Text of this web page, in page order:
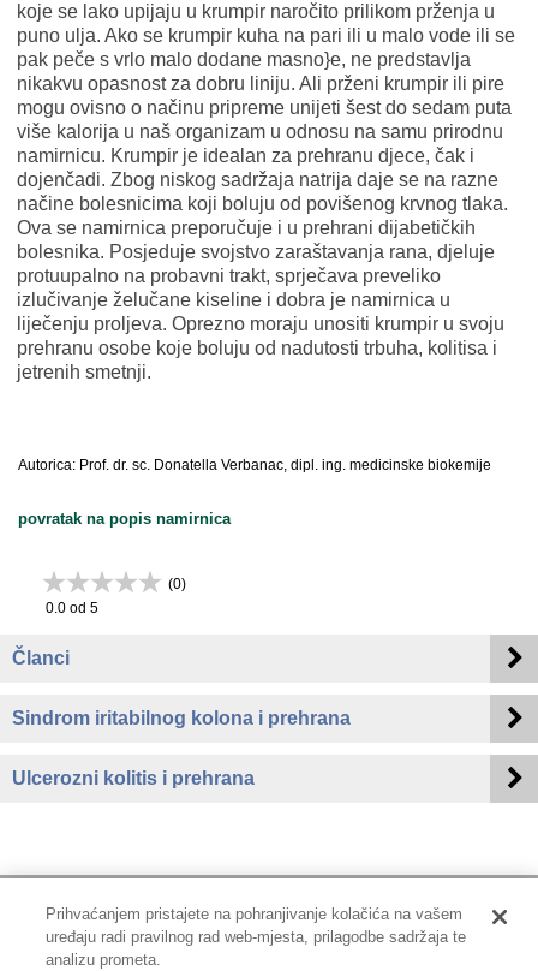
koje se lako upijaju u krumpir naročito prilikom prženja u
puno ulja. Ako se krumpir kuha na pari ili u malo vode ili se
pak peče s vrlo malo dodane masno}e, ne predstavlja
nikakvu opasnost za dobru liniju. Ali prženi krumpir ili pire
mogu ovisno o načinu pripreme unijeti šest do sedam puta
više kalorija u naš organizam u odnosu na samu prirodnu
namirnicu. Krumpir je idealan za prehranu djece, čak i
dojenčadi. Zbog niskog sadržaja natrija daje se na razne
načine bolesnicima koji boluju od povišenog krvnog tlaka.
Ova se namirnica preporučuje i u prehrani dijabetičkih
bolesnika. Posjeduje svojstvo zaraštavanja rana, djeluje
protuupalno na probavni trakt, sprječava preveliko
izlučivanje želučane kiseline i dobra je namirnica u
liječenju proljeva. Oprezno moraju unositi krumpir u svoju
prehranu osobe koje boluju od nadutosti trbuha, kolitisa i
jetrenih smetnji.
Autorica: Prof. dr. sc. Donatella Verbanac, dipl. ing. medicinske biokemije
povratak na popis namirnica
(0)
0.0 od 5
Članci
Sindrom iritabilnog kolona i prehrana
Ulcerozni kolitis i prehrana
Impressum | Pravne informacije
Prihvaćanjem pristajete na pohranjivanje kolačića na vašem
uređaju radi pravilnog rad web-mjesta, prilagodbe sadržaja te
analizu prometa.